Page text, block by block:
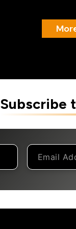
Subscribe